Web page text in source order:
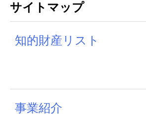
サイトマップ
知的財産リスト
事業紹介